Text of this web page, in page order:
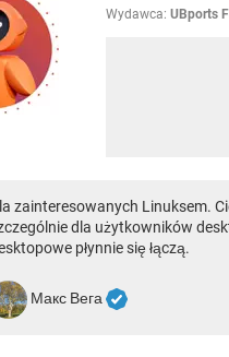
Wydawca: UBports
zainteresowanych Linuksem.
dla użytkowników
płynnie się łączą.
Макс Вега